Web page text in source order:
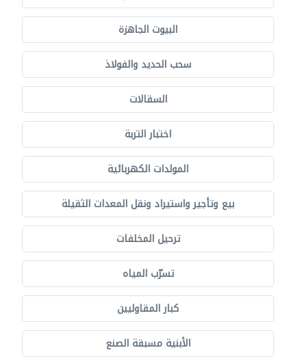
البيوت الجاهزة
سحب الحديد والفولاذ
السقالات
اختبار التربة
المولدات الكهربائية
بيع وتأجير واستيراد ونقل المعدات الثقيلة
ترحيل المخلفات
تسرّب المياه
كبار المقاوليين
الأبنية مسبقة الصنع